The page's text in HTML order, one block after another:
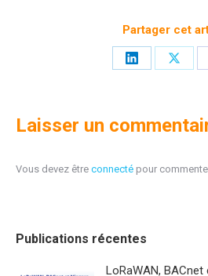
Partager cet
Partager
Laisser un
Vous devez être connecté pour
Publications récentes
LoRaWAN, BACnet